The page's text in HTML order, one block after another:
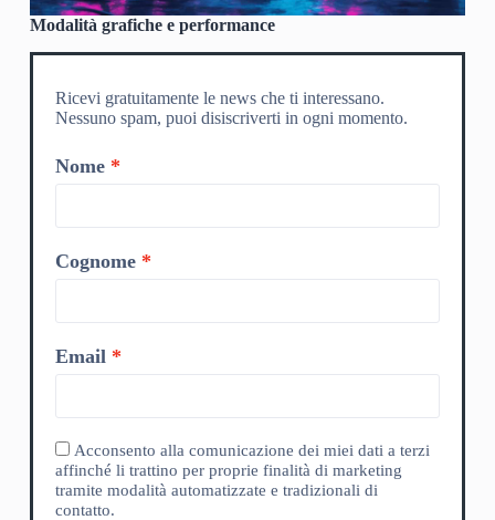
Modalità grafiche e performance
Ricevi gratuitamente le news che ti interessano.
Nessuno spam, puoi disiscriverti in ogni momento.
Nome
Cognome
Email
Acconsento alla comunicazione dei miei dati a terzi
affinché li trattino per proprie finalità di marketing
tramite modalità automatizzate e tradizionali di
contatto.